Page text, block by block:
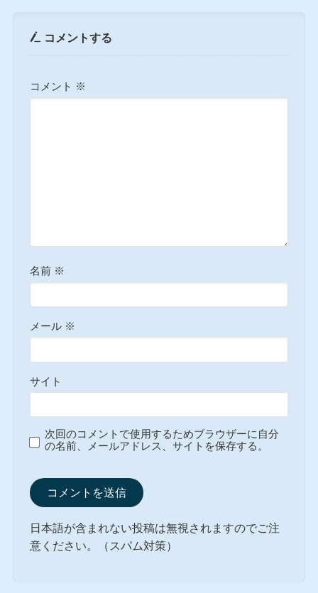
コメントする
コメント ※
名前 ※
メール ※
サイト
次回のコメントで使用するためブラウザーに自分
の名前、メールアドレス、サイトを保存する。
日本語が含まれない投稿は無視されますのでご注
意ください。（スパム対策）